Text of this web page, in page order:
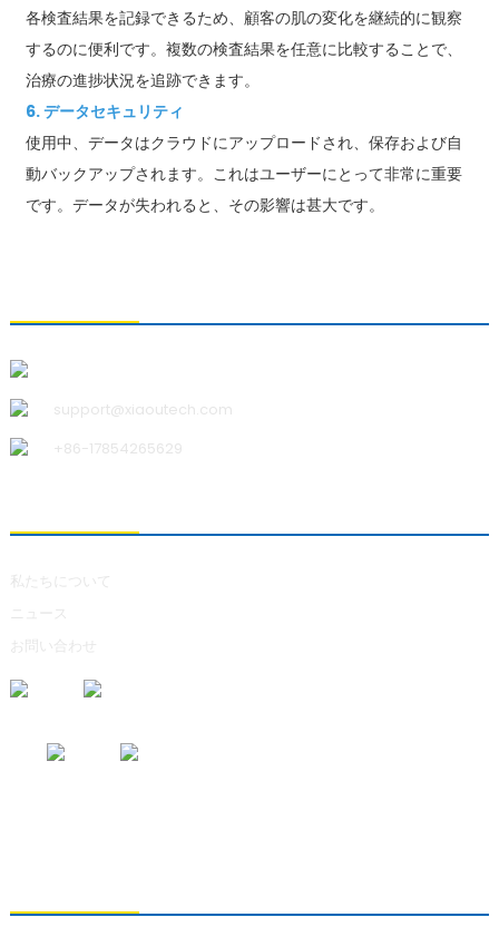
各検査結果を記録できるため、顧客の肌の変化を継続的に観察
するのに便利です。複数の検査結果を任意に比較することで、
治療の進捗状況を追跡できます。
6. データセキュリティ
使用中、データはクラウドにアップロードされ、保存および自
動バックアップされます。これはユーザーにとって非常に重要
です。データが失われると、その影響は甚大です。
support@xiaoutech.com
+86-17854265629
私たちについて
ニュース
お問い合わせ